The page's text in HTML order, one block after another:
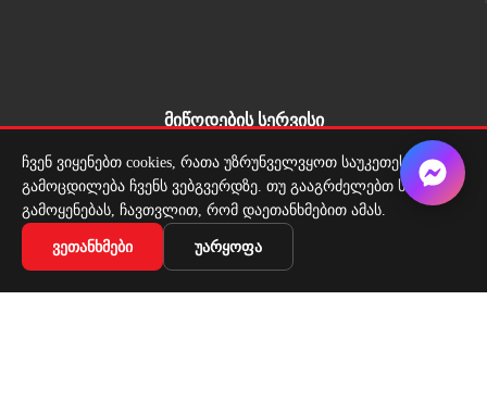
მიწოდების სერვისი
ადგილზე მიტანის სერვისი ყველგან საქართველოში
Copyright 2026 | All Rights Reserved |
მარტივი გადახდა
ჩვენ ვიყენებთ cookies, რათა უზრუნველვყოთ საუკეთესო
გამოცდილება ჩვენს ვებგვერდზე. თუ გააგრძელებთ საიტის
გამოყენებას, ჩავთვლით, რომ დაეთანხმებით ამას.
ᲕᲔᲗᲐᲜᲮᲛᲔᲑᲘ ᲣᲐᲠᲧᲝᲤᲐ